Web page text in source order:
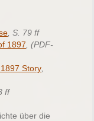
, S. 79 ff
1897 , (PDF-
Story
ff
über die